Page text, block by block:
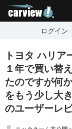
ログイン
トヨタ ハリ
１年で買い替
たのですが何
をもう少し大
のユーザーレ